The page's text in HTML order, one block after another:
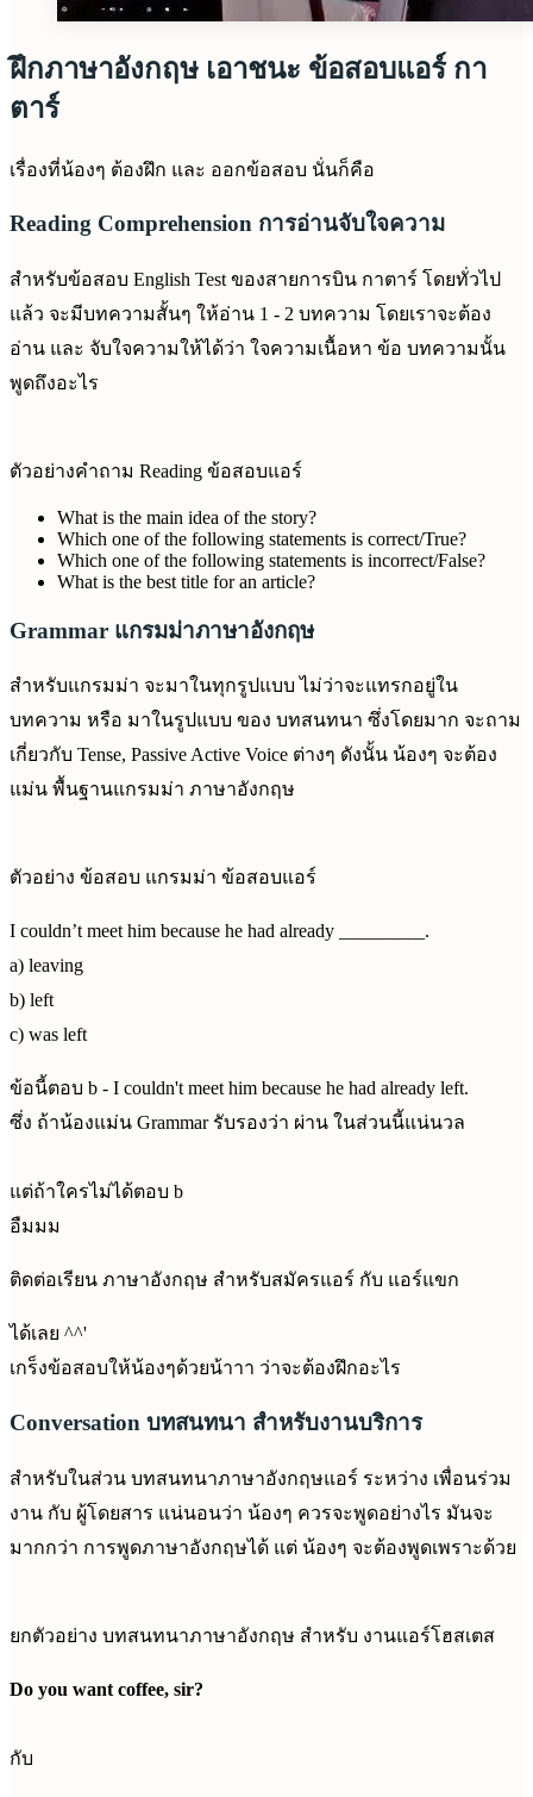
ฝึกภาษาอังกฤษ เอาชนะ ข้อสอบแอร์ กา
ตาร์
เรื่องที่น้องๆ ต้องฝึก และ ออกข้อสอบ นั่นก็คือ
Reading Comprehension การอ่านจับใจความ
สำหรับข้อสอบ English Test ของสายการบิน กาตาร์ โดยทั่วไป
แล้ว จะมีบทความสั้นๆ ให้อ่าน 1 - 2 บทความ โดยเราจะต้อง
อ่าน และ จับใจความให้ได้ว่า ใจความเนื้อหา ข้อ บทความนั้น
พูดถึงอะไร
ตัวอย่างคำถาม Reading ข้อสอบแอร์
What is the main idea of the story?
Which one of the following statements is correct/True?
Which one of the following statements is incorrect/False?
What is the best title for an article?
Grammar แกรมม่าภาษาอังกฤษ
สำหรับแกรมม่า จะมาในทุกรูปแบบ ไม่ว่าจะแทรกอยู่ใน
บทความ หรือ มาในรูปแบบ ของ บทสนทนา ซึ่งโดยมาก จะถาม
เกี่ยวกับ Tense, Passive Active Voice ต่างๆ ดังนั้น น้องๆ จะต้อง
แม่น พื้นฐานแกรมม่า ภาษาอังกฤษ
ตัวอย่าง ข้อสอบ แกรมม่า ข้อสอบแอร์
I couldn’t meet him because he had already _________.
a) leaving
b) left
c) was left
ข้อนี้ตอบ b - I couldn't meet him because he had already left.
ซึ่ง ถ้าน้องแม่น Grammar รับรองว่า ผ่าน ในส่วนนี้แน่นวล
แต่ถ้าใครไม่ได้ตอบ b
อืมมม
ติดต่อเรียน ภาษาอังกฤษ สำหรับสมัครแอร์ กับ แอร์แขก
ได้เลย ^^'
เกร็งข้อสอบให้น้องๆด้วยน้าาา ว่าจะต้องฝึกอะไร
Conversation บทสนทนา สำหรับงานบริการ
สำหรับในส่วน บทสนทนาภาษาอังกฤษแอร์ ระหว่าง เพื่อนร่วม
งาน กับ ผู้โดยสาร แน่นอนว่า น้องๆ ควรจะพูดอย่างไร มันจะ
มากกว่า การพูดภาษาอังกฤษได้ แต่ น้องๆ จะต้องพูดเพราะด้วย
ยกตัวอย่าง บทสนทนาภาษาอังกฤษ สำหรับ งานแอร์โฮสเตส
Do you want coffee, sir?
กับ